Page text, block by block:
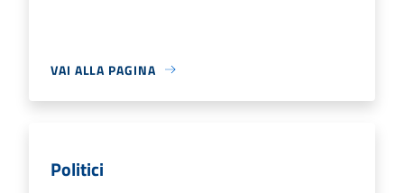
VAI ALLA PAGINA
Politici